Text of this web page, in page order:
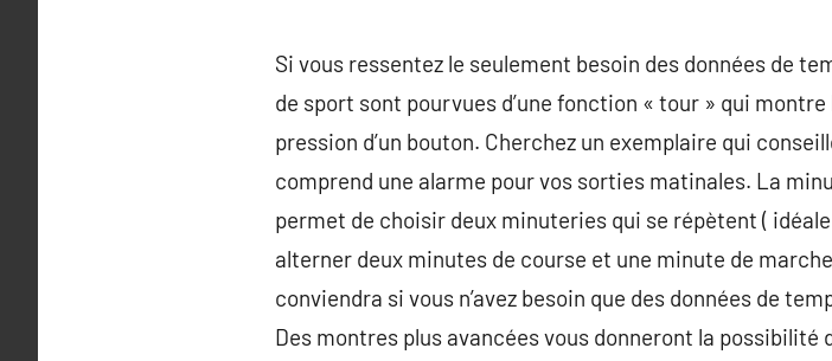
Si vous ressentez le seulement besoin des données de
de sport sont pourvues d’une fonction « tour » qui
pression d’un bouton. Cherchez un exemplaire qui
comprend une alarme pour vos sorties matinales. La
permet de choisir deux minuteries qui se répètent (
alterner deux minutes de course et une minute de
conviendra si vous n’avez besoin que des données de
Des montres plus avancées vous donneront la